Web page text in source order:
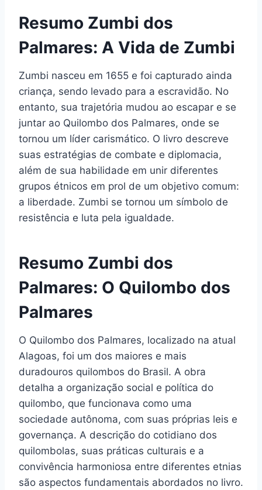
Resumo Zumbi dos
Palmares: A Vida de Zumbi
Zumbi nasceu em 1655 e foi capturado ainda
criança, sendo levado para a escravidão. No
entanto, sua trajetória mudou ao escapar e se
juntar ao Quilombo dos Palmares, onde se
tornou um líder carismático. O livro descreve
suas estratégias de combate e diplomacia,
além de sua habilidade em unir diferentes
grupos étnicos em prol de um objetivo comum:
a liberdade. Zumbi se tornou um símbolo de
resistência e luta pela igualdade.
Resumo Zumbi dos
Palmares: O Quilombo dos
Palmares
O Quilombo dos Palmares, localizado na atual
Alagoas, foi um dos maiores e mais
duradouros quilombos do Brasil. A obra
detalha a organização social e política do
quilombo, que funcionava como uma
sociedade autônoma, com suas próprias leis e
governança. A descrição do cotidiano dos
quilombolas, suas práticas culturais e a
convivência harmoniosa entre diferentes etnias
são aspectos fundamentais abordados no livro.